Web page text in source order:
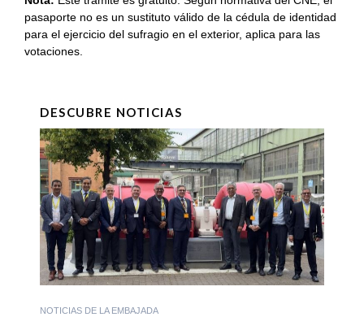
pasaporte no es un sustituto válido de la cédula de identidad
para el ejercicio del sufragio en el exterior, aplica para las
votaciones.
DESCUBRE NOTICIAS
NOTICIAS DE LA EMBAJADA